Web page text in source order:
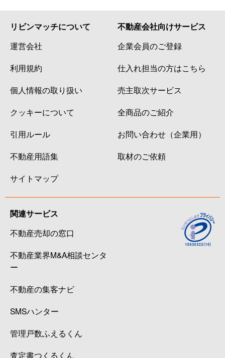
リビンマッチについて
運営会社
利用規約
個人情報の取り扱い
クッキーについて
引用ルール
不動産用語集
サイトマップ
不動産会社向けサービス
企業会員のご登録
仕入れ担当の方はこちら
売主取次サービス
全商品のご紹介
お問い合わせ（企業用）
取材のご依頼
関連サービス
不動産売却の窓口
不動産業界M&A相談センタ
ー
不動産の集客ナビ
SMSハンター
管理戸数ふえるくん
査定書つくるくん